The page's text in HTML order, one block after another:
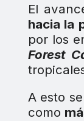
El
hacia la
por los
Forest
A esto
como